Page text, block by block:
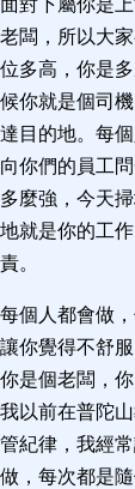
闆，所以大
多高，你是
你就是個司
目的地。每
你們的員工
麼強，今天
就是你的工
。
個人都會做
你覺得不舒
是個老闆，
以前在普陀
紀律，我經
，每次都是